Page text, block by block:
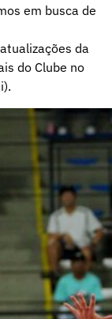
em busca de
da
do Clube no